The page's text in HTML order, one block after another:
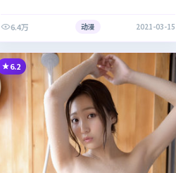
6.4万 动漫 2021-03-15
6.2